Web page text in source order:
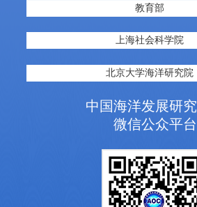
教育部
上海社会科学院
北京大学海洋研究院
中国海洋发展研
微信公众平台